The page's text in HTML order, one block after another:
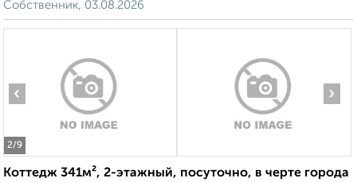
Собственник, 03.08.2026
2/9
‹ ›
Коттедж 341м², 2-этажный, посуточно, в черте города